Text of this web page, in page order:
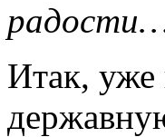
Итак, уже